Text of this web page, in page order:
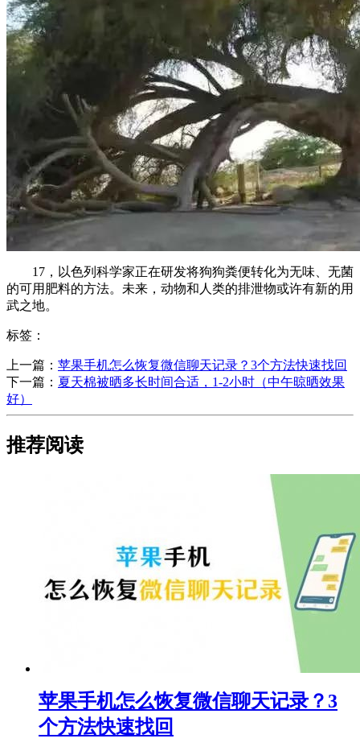
17，以色列科学家正在研发将狗狗粪便转化为无味、无菌
的可用肥料的方法。未来，动物和人类的排泄物或许有新的用
武之地。
标签：
上一篇： ​苹果手机怎么恢复微信聊天记录？3个方法快速找回
下一篇： ​夏天棉被晒多长时间合适，1-2小时（中午晾晒效果
好）
推荐阅读
​苹果手机怎么恢复微信聊天记录？3
个方法快速找回